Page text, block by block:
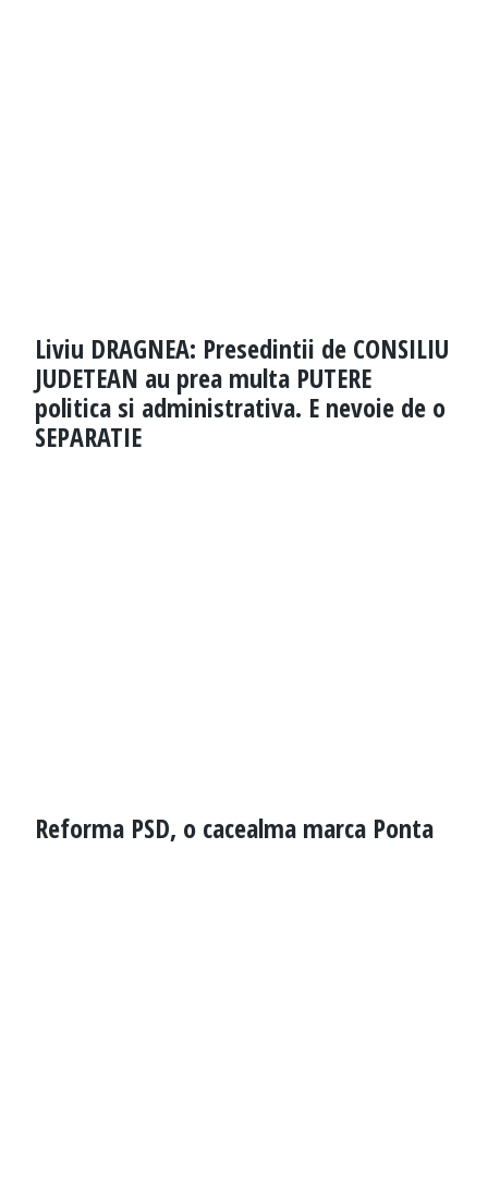
Liviu DRAGNEA: Presedintii de CONSILIU
JUDETEAN au prea multa PUTERE
politica si administrativa. E nevoie de o
SEPARATIE
Reforma PSD, o cacealma marca Ponta